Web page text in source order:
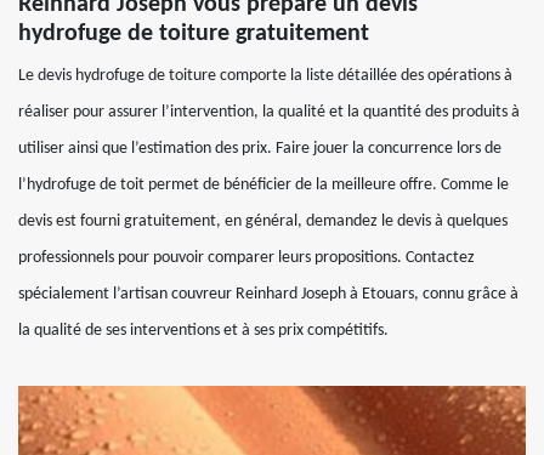
Reinhard Joseph vous prépare un devis
hydrofuge de toiture gratuitement
Le devis hydrofuge de toiture comporte la liste détaillée des opérations à
réaliser pour assurer l’intervention, la qualité et la quantité des produits à
utiliser ainsi que l’estimation des prix. Faire jouer la concurrence lors de
l’hydrofuge de toit permet de bénéficier de la meilleure offre. Comme le
devis est fourni gratuitement, en général, demandez le devis à quelques
professionnels pour pouvoir comparer leurs propositions. Contactez
spécialement l’artisan couvreur Reinhard Joseph à Etouars, connu grâce à
la qualité de ses interventions et à ses prix compétitifs.